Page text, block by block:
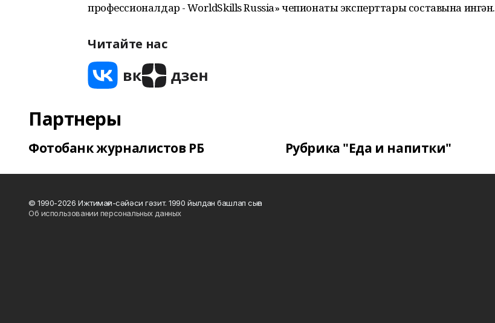
профессионалдар - WorldSkills Russia» чепионаты эксперттары составына ингән.
Читайте нас
Партнеры
Фотобанк журналистов РБ Рубрика "Еда и напитки"
© 1990-2026 Ижтимағи-сәйәси гәзит. 1990 йылдан башлап сыға
Об использовании персональных данных